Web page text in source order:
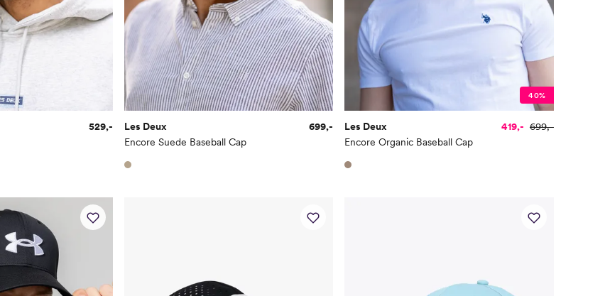
529,-
Les Deux
Encore Suede Baseball Cap
699,-
40%
Les Deux
Encore Organic Baseball Cap
419,- 699,-